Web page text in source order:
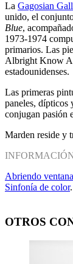
La Gagosian
unido, el
Blue,
1973-1974
primarios. Las
Albright Know
estadounidenses.
Las primeras
paneles, dípticos
conjugan pasión
Marden reside y
Abriendo
Sinfonía de color
OTROS